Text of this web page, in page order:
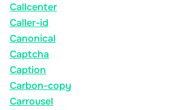
Callcenter
Caller-id
Canonical
Captcha
Caption
Carbon-copy
Carrousel